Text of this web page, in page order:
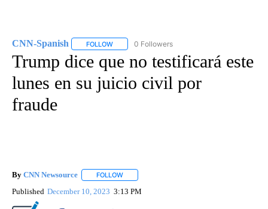
CNN-Spanish FOLLOW FOLLOW "CNN-SPANISH" TO RECEIVE
0 Followers
Trump dice que no testificará este
lunes en su juicio civil por
fraude
By CNN Newsource FOLLOW
Published December 10, 2023 3:13 PM